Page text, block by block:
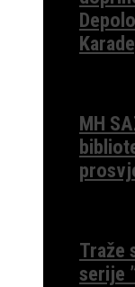
MH
Traže
serije